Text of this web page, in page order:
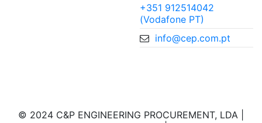
+351 912514042
(Vodafone PT)
info@cep.com.pt
© 2024 C&P ENGINEERING PROCUREMENT, LDA |